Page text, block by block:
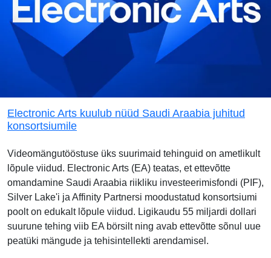
Electronic Arts kuulub nüüd Saudi Araabia juhitud
konsortsiumile
Videomängutööstuse üks suurimaid tehinguid on ametlikult
lõpule viidud. Electronic Arts (EA) teatas, et ettevõtte
omandamine Saudi Araabia riikliku investeerimisfondi (PIF),
Silver Lake'i ja Affinity Partnersi moodustatud konsortsiumi
poolt on edukalt lõpule viidud. Ligikaudu 55 miljardi dollari
suurune tehing viib EA börsilt ning avab ettevõtte sõnul uue
peatüki mängude ja tehisintellekti arendamisel.